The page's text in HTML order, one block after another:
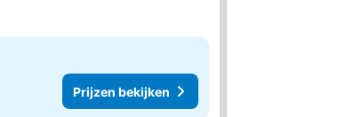
Prijzen bekijken